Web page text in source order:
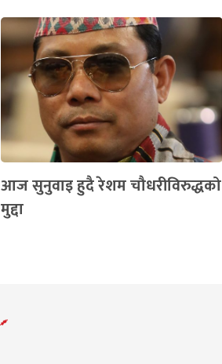
आज सुनुवाइ हुदै रेशम चौधरीविरुद्धको
मुद्दा